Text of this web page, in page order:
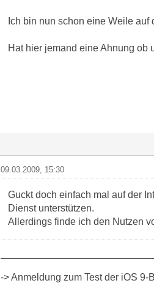
Ich bin nun schon eine Weile
Hat hier jemand eine Ahnung ob
09.03.2009, 15:30
Guckt doch einfach mal auf der
Dienst unterstützen.
Allerdings finde ich den Nutzen
-> Anmeldung zum Test der iOS 9-